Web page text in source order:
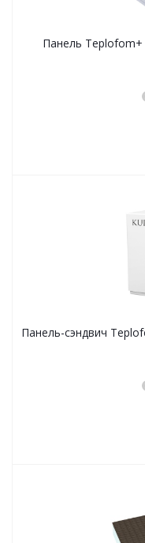
Панель Teplofom+
Панель-сэндвич